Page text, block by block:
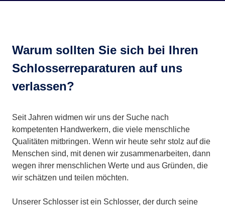
Warum sollten Sie sich bei Ihren
Schlosserreparaturen auf uns
verlassen?
Seit Jahren widmen wir uns der Suche nach
kompetenten Handwerkern, die viele menschliche
Qualitäten mitbringen. Wenn wir heute sehr stolz auf die
Menschen sind, mit denen wir zusammenarbeiten, dann
wegen ihrer menschlichen Werte und aus Gründen, die
wir schätzen und teilen möchten.
Unserer Schlosser ist ein Schlosser, der durch seine